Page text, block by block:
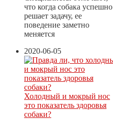
что когда собака успешно
решает задачу, ее
поведение заметно
меняется
2020-06-05
Холодный и мокрый нос
это показатель здоровья
собаки?